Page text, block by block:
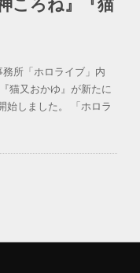
所「ホロライブ」内
猫又おかゆ』が新たに
始しました。 「ホロラ